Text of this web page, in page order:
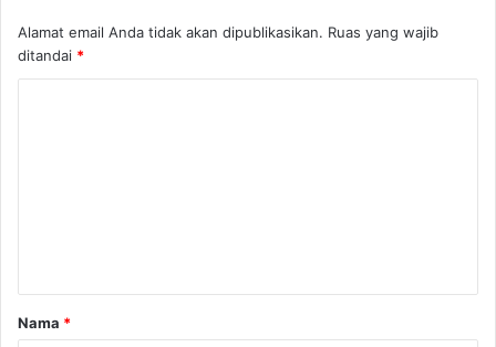
Alamat email Anda tidak akan dipublikasikan. Ruas yang wajib
ditandai *
a
r
Nama *